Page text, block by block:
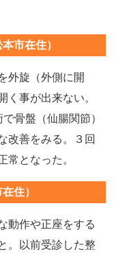
市在住）
外旋（外側に開
く事が出来ない。
骨盤（仙腸関節）
改善をみる。３回
常となった。
住）
動作や正座をする
。以前受診した整